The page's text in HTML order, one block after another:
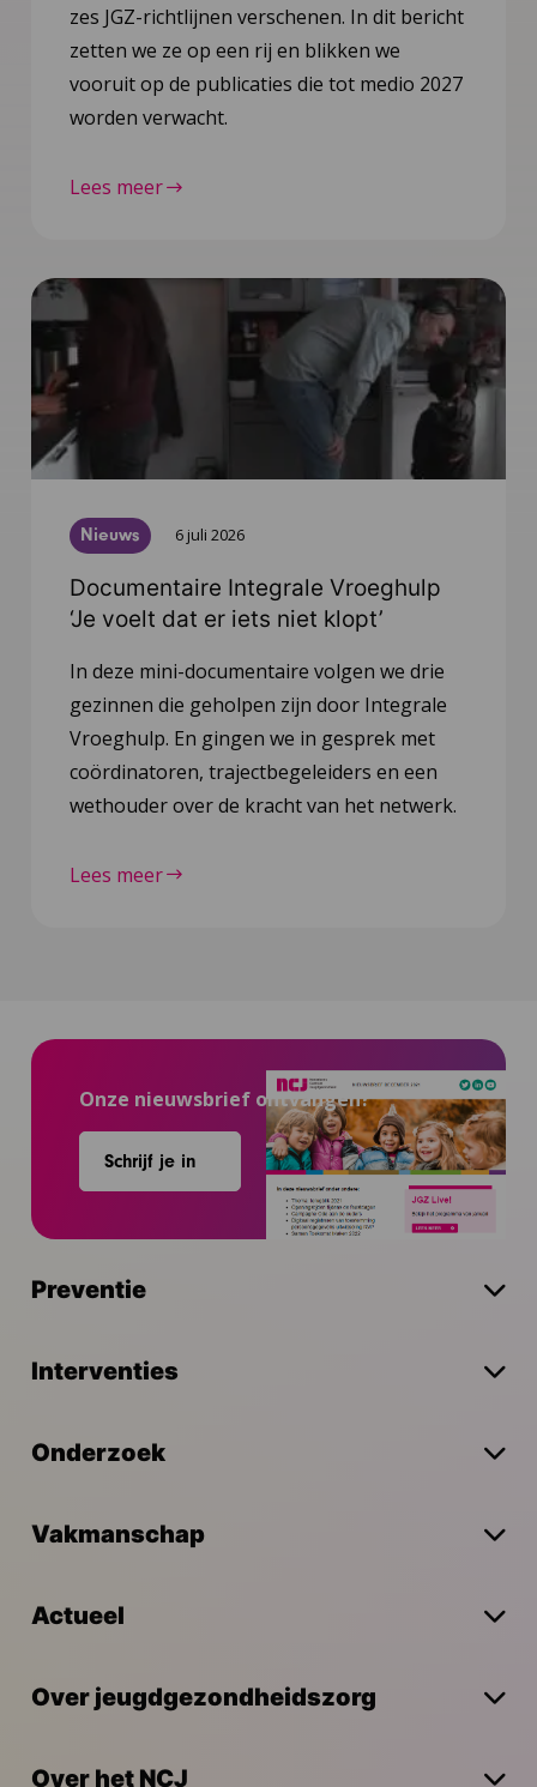
zes JGZ-richtlijnen verschenen. In dit bericht
zetten we ze op een rij en blikken we
vooruit op de publicaties die tot medio 2027
worden verwacht.
Lees meer
Nieuws 6 juli 2026
Documentaire Integrale Vroeghulp
‘Je voelt dat er iets niet klopt’
In deze mini-documentaire volgen we drie
gezinnen die geholpen zijn door Integrale
Vroeghulp. En gingen we in gesprek met
coördinatoren, trajectbegeleiders en een
wethouder over de kracht van het netwerk.
Lees meer
Onze nieuwsbrief ontvangen?
Schrijf je in
Preventie
Interventies
Onderzoek
Vakmanschap
Actueel
Over jeugdgezondheidszorg
Over het NCJ